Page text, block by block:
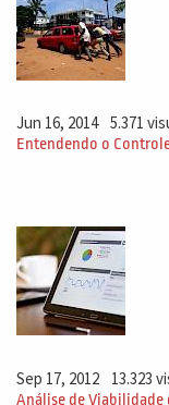
Jun 16, 2014 5.371
Entendendo o
Sep 17, 2012 13.323
Análise de Viabilidade